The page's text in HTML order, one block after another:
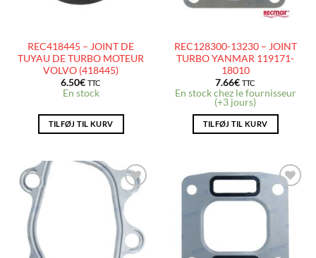
REC418445 – JOINT DE
TUYAU DE TURBO MOTEUR
VOLVO (418445)
6.50€ TTC
En stock
TILFØJ TIL KURV
REC128300-13230 – JOINT
TURBO YANMAR 119171-
18010
7.66€ TTC
En stock chez le fournisseur
(+3 jours)
TILFØJ TIL KURV
AJOUTER
À LA
LISTE
D’ENVIES
AJOUTER
À LA